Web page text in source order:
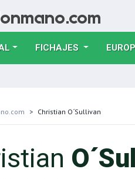
FICHAJES
Christian O´Sullivan